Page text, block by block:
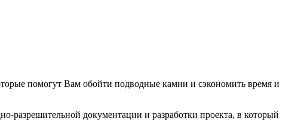
помогут Вам обойти подводные камни и сэкономить время и
разрешительной документации и разработки проекта, в который